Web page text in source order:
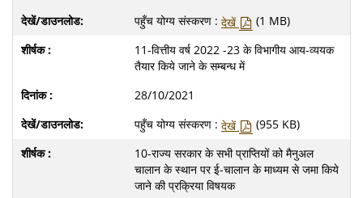
पहुँच योग्य संस्करण : देखें
(1 MB)
11-वित्तीय वर्ष 2022 -23 के विभागीय आय-व्ययक
तैयार किये जाने के सम्बन्ध में
28/10/2021
पहुँच योग्य संस्करण : देखें
(955 KB)
10-राज्य सरकार के सभी प्राप्तियों को मैनुअल
चालान के स्थान पर ई-चालान के माध्यम से जमा किये
जाने की प्रक्रिया विषयक